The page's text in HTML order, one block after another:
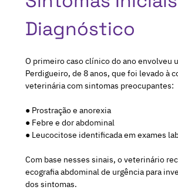
Diagnóstico
O primeiro caso clínico do ano envolveu
Perdigueiro, de 8 anos, que foi levado à
veterinária com sintomas preocupantes:
● Prostração e anorexia
● Febre e dor abdominal
● Leucocitose identificada em exames
Com base nesses sinais, o veterinário
ecografia abdominal de urgência para
dos sintomas.